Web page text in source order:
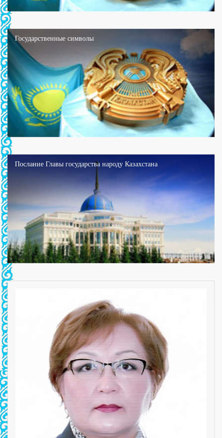
Государственные символы
Послание Главы государства народу Казахстана